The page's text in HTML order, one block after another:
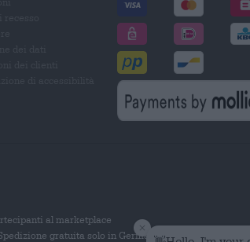
al marketplace
gratuita solo in Germania.